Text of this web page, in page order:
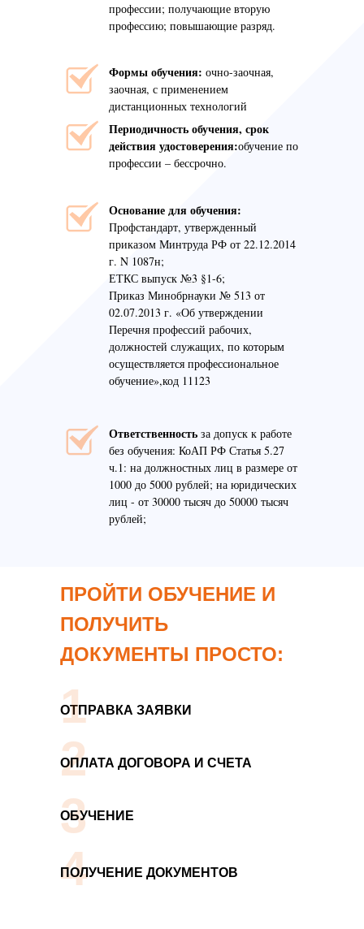
Ответственность за допуск к работе
без обучения: КоАП РФ Статья 5.27
ч.1: на должностных лиц в размере от
1000 до 5000 рублей; на юридических
лиц - от 30000 тысяч до 50000 тысяч
рублей;
Основание для обучения:
Профстандарт, утвержденный
приказом Минтруда РФ от 22.12.2014
г. N 1087н;
ЕТКС выпуск №3 §1-6;
Приказ Минобрнауки № 513 от
02.07.2013 г. «Об утверждении
Перечня профессий рабочих,
должностей служащих, по которым
осуществляется профессиональное
обучение»,код 11123
профессии; получающие вторую
профессию; повышающие разряд.
Формы обучения: очно-заочная,
заочная, с применением
дистанционных технологий
Периодичность обучения, срок
действия удостоверения:обучение по
профессии – бессрочно.
ПРОЙТИ ОБУЧЕНИЕ И
ПОЛУЧИТЬ
ДОКУМЕНТЫ ПРОСТО:
ОТПРАВКА ЗАЯВКИ
1
2
3
4
ОПЛАТА ДОГОВОРА И СЧЕТА
ОБУЧЕНИЕ
ПОЛУЧЕНИЕ ДОКУМЕНТОВ